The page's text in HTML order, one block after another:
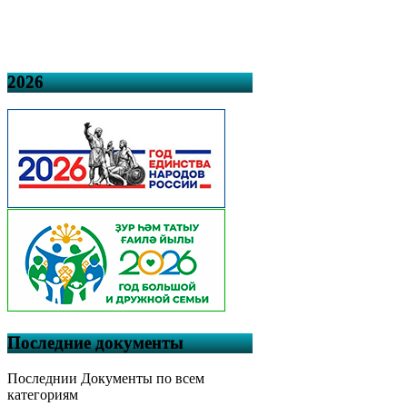
2026
Последние документы
Последнии Документы по всем
категориям